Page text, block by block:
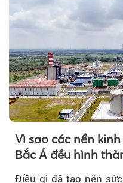
Vì sao các nền
Bắc Á đều hình
nghiệp Quốc gia?
Điều gì đã tạo nên